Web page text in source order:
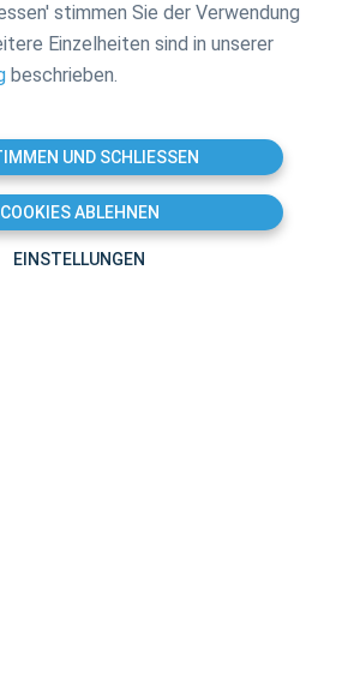
stimmen Sie der Verwendung
Einzelheiten sind in unserer
beschrieben.
UND SCHLIESSEN
COOKIES ABLEHNEN
EINSTELLUNGEN